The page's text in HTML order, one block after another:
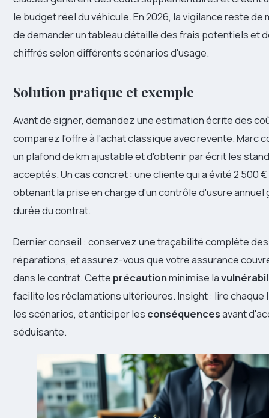
le budget réel du véhicule. En 2026, la vigilance reste
de demander un tableau détaillé des frais potentiels et
chiffrés selon différents scénarios d'usage.
Solution pratique et exemple
Avant de signer, demandez une estimation écrite des
comparez l'offre à l'achat classique avec revente. Marc
un plafond de km ajustable et d'obtenir par écrit les
acceptés. Un cas concret : une cliente qui a évité 2 500
obtenant la prise en charge d'un contrôle d'usure annuel
durée du contrat.
Dernier conseil : conservez une traçabilité complète
réparations, et assurez-vous que votre assurance
dans le contrat. Cette précautionminimise la
facilite les réclamations ultérieures. Insight : lire chaque
les scénarios, et anticiper les conséquencesavant
séduisante.